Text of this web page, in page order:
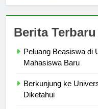
Peluang Beasiswa di
Berkunjung ke